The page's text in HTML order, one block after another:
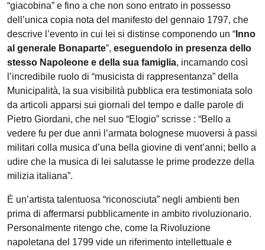
“giacobina” e fino a che non sono entrato in possesso
dell’unica copia nota del manifesto del gennaio 1797, che
descrive l’evento in cui lei si distinse componendo un “ Inno
al generale Bonaparte”, eseguendolo in presenza dello
stesso Napoleone e della sua famiglia, incarnando così
l’incredibile ruolo di “musicista di rappresentanza” della
Municipalità, la sua visibilità pubblica era testimoniata solo
da articoli apparsi sui giornali del tempo e dalle parole di
Pietro Giordani, che nel suo “Elogio” scrisse : “Bello a
vedere fu per due anni l’armata bolognese muoversi à passi
militari colla musica d’una bella giovine di vent’anni; bello a
udire che la musica di lei salutasse le prime prodezze della
milizia italiana”.
È un’artista talentuosa “riconosciuta” negli ambienti ben
prima di affermarsi pubblicamente in ambito rivoluzionario.
Personalmente ritengo che, come la Rivoluzione
napoletana del 1799 vide un riferimento intellettuale e